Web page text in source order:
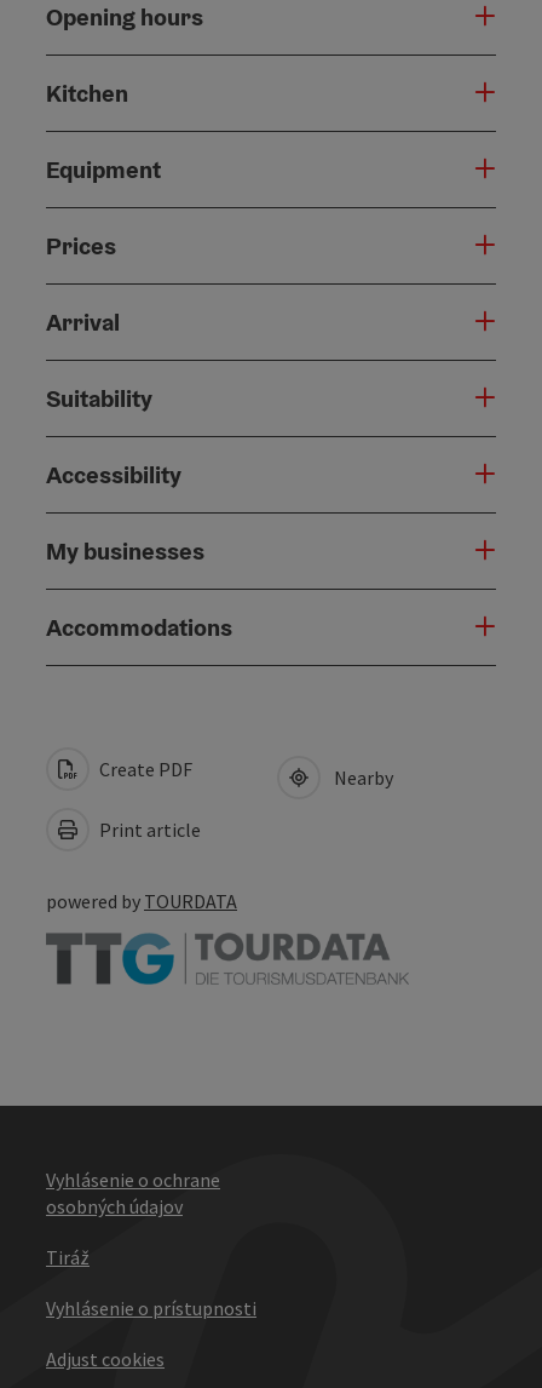
Opening hours
Kitchen
Equipment
Prices
Arrival
Suitability
Accessibility
My businesses
Accommodations
Create PDF
Print article
Nearby
powered by TOURDATA
Vyhlásenie o ochrane
osobných údajov
Tiráž
Vyhlásenie o prístupnosti
Adjust cookies